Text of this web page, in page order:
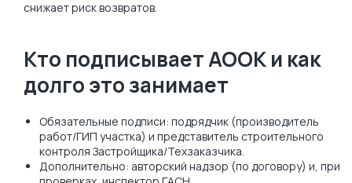
снижает риск возвратов.
Кто подписывает АООК и как
долго это занимает
Обязательные подписи: подрядчик (производитель
работ/ГИП участка) и представитель строительного
контроля Застройщика/Техзаказчика.
Дополнительно: авторский надзор (по договору) и, при